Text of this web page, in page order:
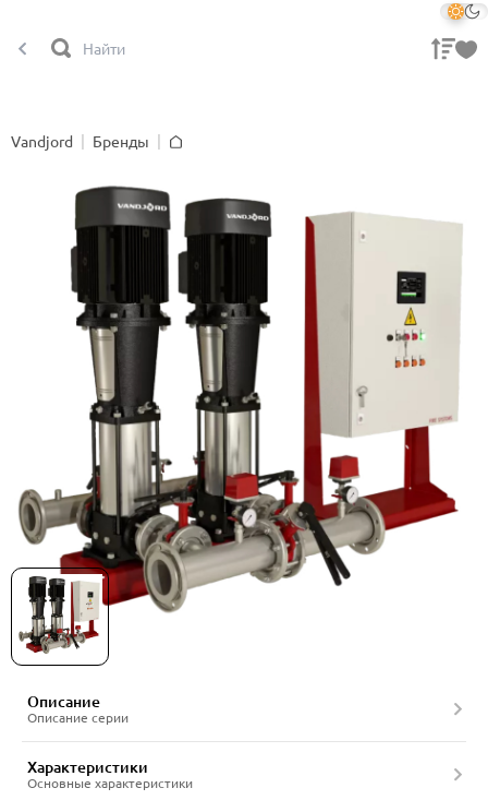
Vandjord
Бренды
Насосные установки Vandjord серии CRV Hydro
FS
Описание
Описание серии
Характеристики
Основные характеристики